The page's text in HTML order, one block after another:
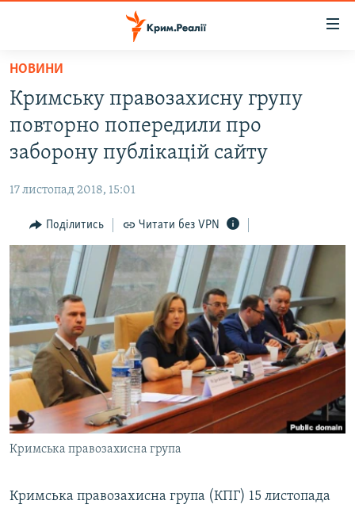
Перейти
основного
матеріалу
Перейти
до
основної
Перейти
до
пошуку
ВОДА.КРИМ
ВІДЕО ТА ФОТО
БЛОГИ
ПОГЛЯД
ІНТЕРВ'Ю
ВСЕ ЗА ДЕНЬ
СПЕЦПРОЕКТИ
ДЕПОРТАЦІЯ
ВІДЕОУРОКИ «ELIFBE»
СВІДЧЕННЯ ОКУПАЦІЇ
УКРАЇНСЬКА ПРОБЛЕМА КРИМУ
ІНФОГРАФІКА
ЯК ОБІЙТИ БЛОКУВАННЯ
Русский
Qırımtatar
ДОЛУЧАЙСЯ!
НОВИНИ
Кримську правозахисну групу
повторно попередили про
заборону публікацій сайту
17 листопад 2018, 15:01
Поділитись Читати без VPN
Кримська правозахисна група
Кримська правозахисна група (КПГ) 15 листопада